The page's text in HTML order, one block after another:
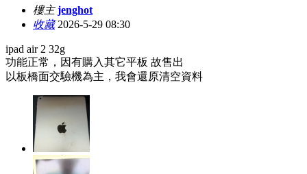
樓主 jenghot
收藏2026-5-29 08:30
ipad air 2 32g
功能正常，因有購入其它平板 故售出
以板橋面交驗機為主，我會還原清空資料